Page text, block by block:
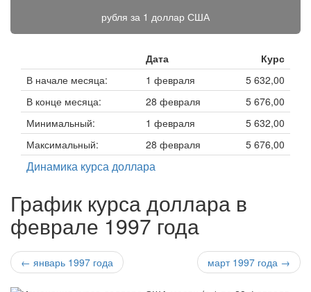
рубля за 1 доллар США
Дата
Курс
В начале месяца:
1 февраля
5 632,00
В конце месяца:
28 февраля
5 676,00
Минимальный:
1 февраля
5 632,00
Максимальный:
28 февраля 5 676,00
Динамика курса доллара
График курса доллара в
феврале 1997 года
← январь 1997 года март 1997 года →